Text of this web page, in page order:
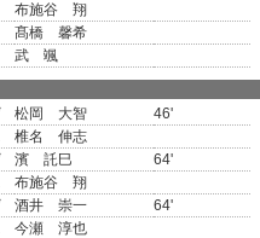
布施谷 翔
髙橋 馨希
武 颯
松岡 大智
46'
椎名 伸志
濱 託巳
64'
布施谷 翔
酒井 崇一
64'
今瀬 淳也